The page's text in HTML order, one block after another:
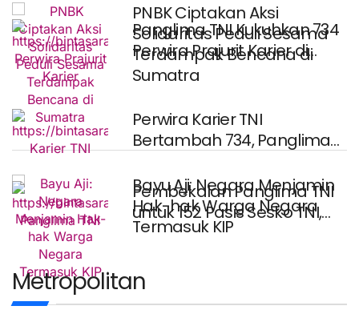
PNBK Ciptakan Aksi
Solidaritas Peduli Sesama
Terdampak Bencana di
Sumatra
Bayu Aji: Negara Menjamin
Hak-hak Warga Negara
Termasuk KIP
Panglima TNI Kukuhkan 734
Perwira Prajurit Karier di
Mabes TNI,
Perwira Karier TNI
Bertambah 734, Panglima
Profesionalisme dan
Pembekalan Panglima TNI
untuk 152 Pasis Sesko TNI,
Tekankan Perang
Metropolitan